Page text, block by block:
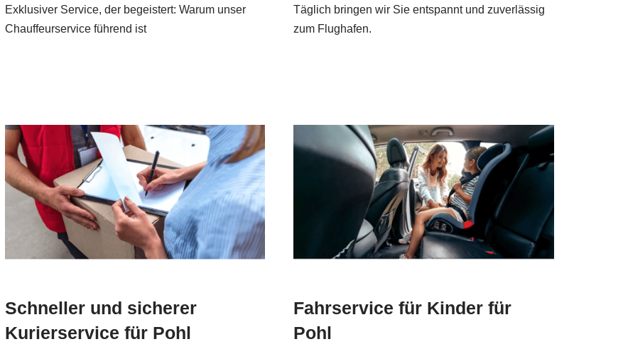
Exklusiver Service, der begeistert: Warum unser
Chauffeurservice führend ist
Täglich bringen wir Sie entspannt und zuverlässig
zum Flughafen.
Schneller und sicherer
Kurierservice für Pohl
Fahrservice für Kinder für
Pohl